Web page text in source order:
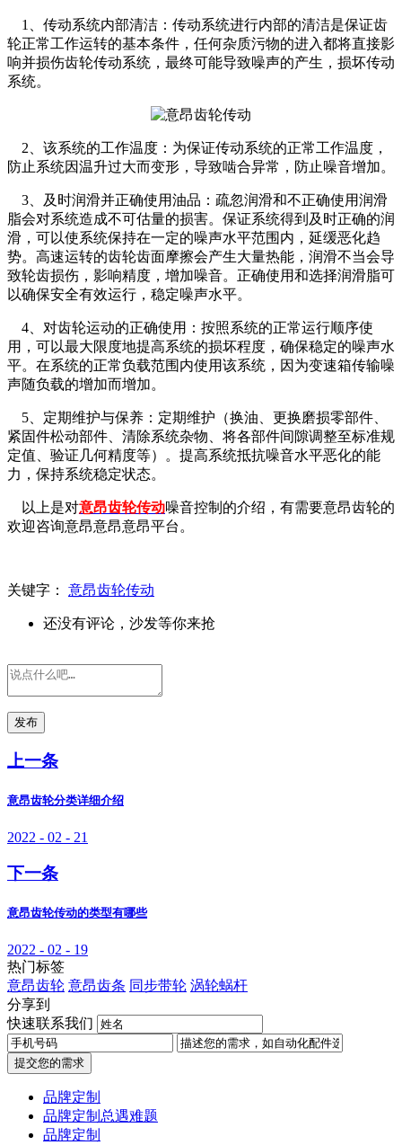
1、传动系统内部清洁：传动系统进行内部的清洁是保证齿
轮正常工作运转的基本条件，任何杂质污物的进入都将直接影
响并损伤齿轮传动系统，最终可能导致噪声的产生，损坏传动
系统。
2、该系统的工作温度：为保证传动系统的正常工作温度，
防止系统因温升过大而变形，导致啮合异常，防止噪音增加。
3、及时润滑并正确使用油品：疏忽润滑和不正确使用润滑
脂会对系统造成不可估量的损害。保证系统得到及时正确的润
滑，可以使系统保持在一定的噪声水平范围内，延缓恶化趋
势。高速运转的齿轮齿面摩擦会产生大量热能，润滑不当会导
致轮齿损伤，影响精度，增加噪音。正确使用和选择润滑脂可
以确保安全有效运行，稳定噪声水平。
4、对齿轮运动的正确使用：按照系统的正常运行顺序使
用，可以最大限度地提高系统的损坏程度，确保稳定的噪声水
平。在系统的正常负载范围内使用该系统，因为变速箱传输噪
声随负载的增加而增加。
5、定期维护与保养：定期维护（换油、更换磨损零部件、
紧固件松动部件、清除系统杂物、将各部件间隙调整至标准规
定值、验证几何精度等）。提高系统抵抗噪音水平恶化的能
力，保持系统稳定状态。
以上是对意昂齿轮传动噪音控制的介绍，有需要意昂齿轮的
欢迎咨询意昂意昂意昂平台。
关键字： 意昂齿轮传动
还没有评论，沙发等你来抢
发布
上一条
意昂齿轮分类详细介绍
2022 - 02 - 21
下一条
意昂齿轮传动的类型有哪些
2022 - 02 - 19
热门标签
意昂齿轮 意昂齿条 同步带轮 涡轮蜗杆
分享到
快速联系我们
提交您的需求
品牌定制
品牌定制总遇难题
品牌定制